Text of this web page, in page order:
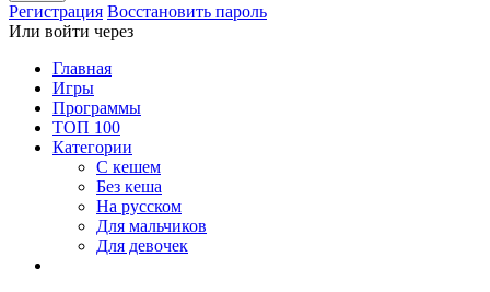
Регистрация Восстановить пароль
Или войти через
Главная
Игры
Программы
ТОП 100
Категории
С кешем
Без кеша
На русском
Для мальчиков
Для девочек